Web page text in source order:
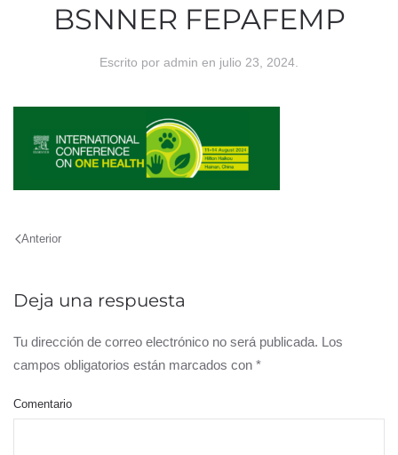
BSNNER FEPAFEMP
Escrito por admin en julio 23, 2024
Anterior
Deja una respuesta
Tu dirección de correo electrónico no será publicada. Los
campos obligatorios están marcados con *
Comentario